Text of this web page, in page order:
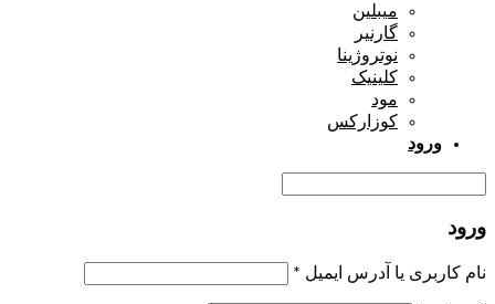
میبلین
گارنیر
نوتروژینا
کلینیک
مود
کوزارکس
ورود
ورود
نام کاربری یا آدرس ایمیل *